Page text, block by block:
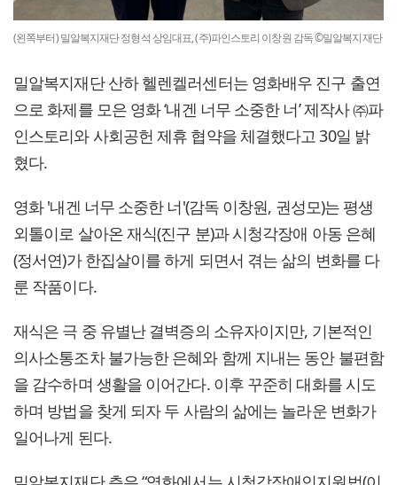
(왼쪽부터) 밀알복지재단 정형석 상임대표, (주)파인스토리 이창원 감독 ©밀알복지재단
밀알복지재단 산하 헬렌켈러센터는 영화배우 진구 출연
으로 화제를 모은 영화 ‘내겐 너무 소중한 너’ 제작사 ㈜파
인스토리와 사회공헌 제휴 협약을 체결했다고 30일 밝
혔다.
영화 '내겐 너무 소중한 너'(감독 이창원, 권성모)는 평생
외톨이로 살아온 재식(진구 분)과 시청각장애 아동 은혜
(정서연)가 한집살이를 하게 되면서 겪는 삶의 변화를 다
룬 작품이다.
재식은 극 중 유별난 결벽증의 소유자이지만, 기본적인
의사소통조차 불가능한 은혜와 함께 지내는 동안 불편함
을 감수하며 생활을 이어간다. 이후 꾸준히 대화를 시도
하며 방법을 찾게 되자 두 사람의 삶에는 놀라운 변화가
일어나게 된다.